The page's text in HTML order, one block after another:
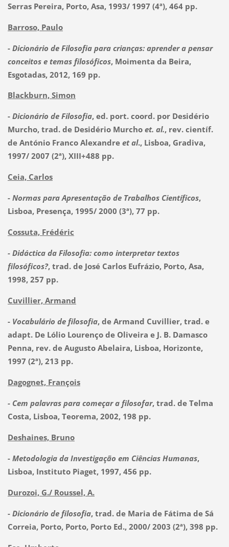
Serras Pereira, Porto, Asa, 1993/ 1997 (4ª), 464 pp.
Barroso, Paulo
- Dicionário de Filosofia para crianças: aprender a pensar
conceitos e temas filosóficos, Moimenta da Beira,
Esgotadas, 2012, 169 pp.
Blackburn, Simon
- Dicionário de Filosofia, ed. port. coord. por Desidério
Murcho, trad. de Desidério Murcho et. al., rev. científ.
de António Franco Alexandre et al., Lisboa, Gradiva,
1997/ 2007 (2ª), XIII+488 pp.
Ceia, Carlos
- Normas para Apresentação de Trabalhos Científicos,
Lisboa, Presença, 1995/ 2000 (3ª), 77 pp.
Cossuta, Frédéric
- Didáctica da Filosofia: como interpretar textos
filosóficos?, trad. de José Carlos Eufrázio, Porto, Asa,
1998, 257 pp.
Cuvillier, Armand
- Vocabulário de filosofia, de Armand Cuvillier, trad. e
adapt. De Lólio Lourenço de Oliveira e J. B. Damasco
Penna, rev. de Augusto Abelaira, Lisboa, Horizonte,
1997 (2ª), 213 pp.
Dagognet, François
- Cem palavras para começar a filosofar, trad. de Telma
Costa, Lisboa, Teorema, 2002, 198 pp.
Deshaines, Bruno
- Metodologia da Investigação em Ciências Humanas,
Lisboa, Instituto Piaget, 1997, 456 pp.
Durozoi, G./ Roussel, A.
- Dicionário de filosofia, trad. de Maria de Fátima de Sá
Correia, Porto, Porto, Porto Ed., 2000/ 2003 (2ª), 398 pp.